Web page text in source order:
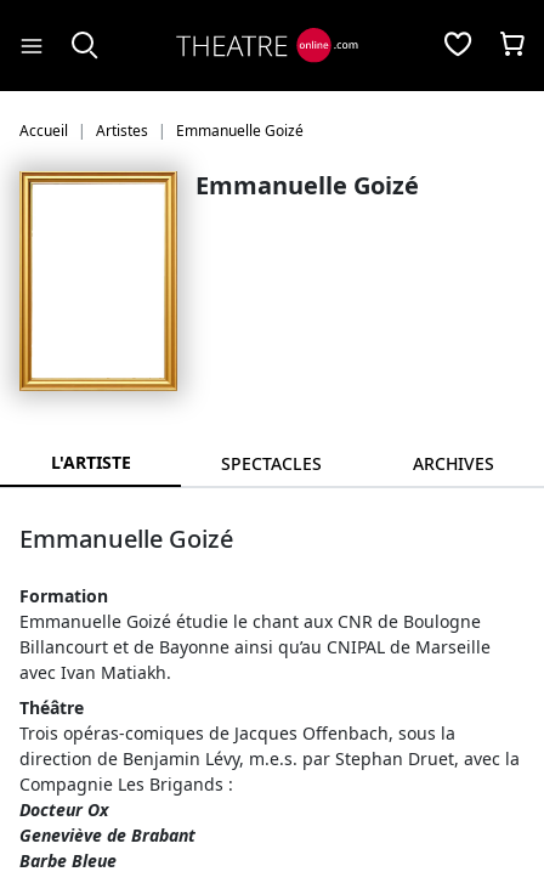
Accueil Artistes Emmanuelle Goizé
Emmanuelle Goizé
L'ARTISTE SPECTACLES ARCHIVES
Emmanuelle Goizé
Formation
Emmanuelle Goizé étudie le chant aux CNR de Boulogne
Billancourt et de Bayonne ainsi qu’au CNIPAL de Marseille
avec Ivan Matiakh.
Théâtre
Trois opéras-comiques de Jacques Offenbach, sous la
direction de Benjamin Lévy, m.e.s. par Stephan Druet, avec la
Compagnie Les Brigands :
Docteur Ox
Geneviève de Brabant
Barbe Bleue